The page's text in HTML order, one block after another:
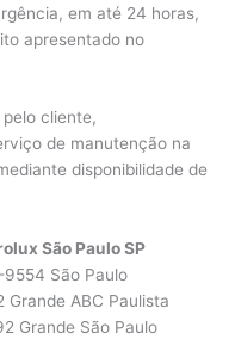
em até 24 horas,
apresentado no
cliente,
de manutenção na
disponibilidade de
São Paulo SP
São Paulo
ABC Paulista
Grande São Paulo